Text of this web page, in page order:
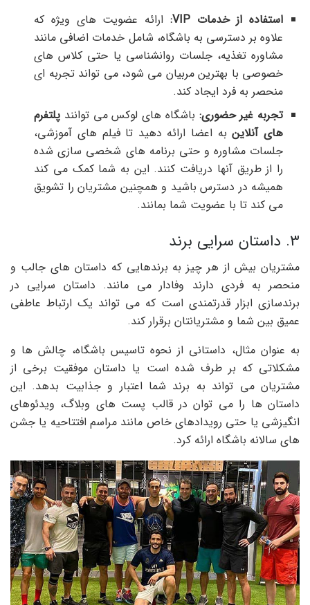
استفاده از خدمات VIP:
ارائه عضویت های ویژه که
علاوه بر دسترسی به باشگاه، شامل خدمات اضافی مانند
مشاوره تغذیه، جلسات روانشناسی یا حتی کلاس های
خصوصی با بهترین مربیان می شود، می تواند تجربه ای
منحصر به فرد ایجاد کند.
تجربه غیر حضوری: باشگاه های لوکس می توانند پلتفرم
های آنلاینبه اعضا ارائه دهید تا فیلم های آموزشی،
جلسات مشاوره و حتی برنامه های شخصی سازی شده
را از طریق آنها دریافت کنند. این به شما کمک می کند
همیشه در دسترس باشید و همچنین مشتریان را تشویق
می کند تا با عضویت شما بمانند.
3. داستان سرایی برند
مشتریان بیش از هر چیز به برندهایی که داستان های جالب و
منحصر به فردی دارند وفادار می مانند. داستان سرایی در
برندسازی ابزار قدرتمندی است که می تواند یک ارتباط عاطفی
عمیق بین شما و مشتریانتان برقرار کند.
به عنوان مثال، داستانی از نحوه تاسیس باشگاه، چالش ها و
مشکلاتی که بر طرف شده است یا داستان موفقیت برخی از
مشتریان می تواند به برند شما اعتبار و جذابیت بدهد. این
داستان ها را می توان در قالب پست های وبلاگ، ویدئوهای
انگیزشی یا حتی رویدادهای خاص مانند مراسم افتتاحیه یا جشن
های سالانه باشگاه ارائه کرد.